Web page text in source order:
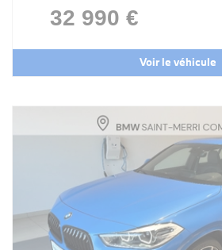
32 990 €
Voir le véhicule